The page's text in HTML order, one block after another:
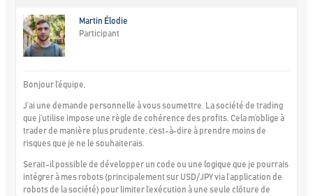
Martin Élodie
Participant
Bonjour l’équipe,
J’ai une demande personnelle à vous soumettre. La société de trading
que j’utilise impose une règle de cohérence des profits. Cela m’oblige à
trader de manière plus prudente, c’est-à-dire à prendre moins de
risques que je ne le souhaiterais.
Serait-il possible de développer un code ou une logique que je pourrais
intégrer à mes robots (principalement sur USD/JPY via l’application de
robots de la société) pour limiter l’exécution à une seule clôture de